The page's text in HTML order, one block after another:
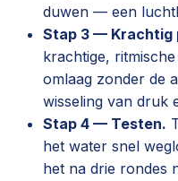
duwen — een
Stap 3 — Krachtig
krachtige,
omlaag zonder de
wisseling van druk
Stap 4 — Testen.
het water snel
het na drie rondes